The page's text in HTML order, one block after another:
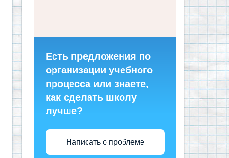
Есть предложения по
организации учебного
процесса или знаете,
как сделать школу
лучше?
Написать о проблеме